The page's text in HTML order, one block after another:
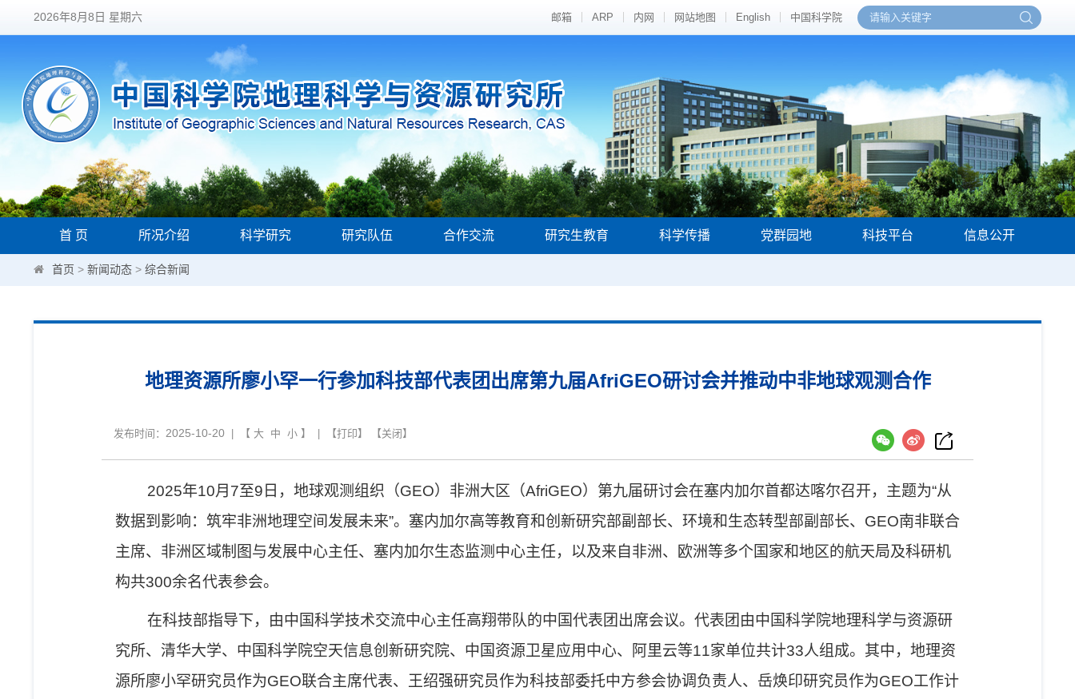
2026年8月8日 星期六 邮箱 ARP 内网 网站地图 English 中国科学院
首 页 所况介绍 科学研究 研究队伍 合作交流 研究生教育 科学传播 党群园地 科技平台 信息公开
首页 > 新闻动态 > 综合新闻
地理资源所廖小罕一行参加科技部代表团出席第九届AfriGEO研讨会并推动中非地球观测合作
发布时间： 2025-10-20 | 【 大 中 小 】 | 【打印】 【关闭 】
2025年10月 7至9 日，地球观测组织（GEO）非洲大区（AfriGEO）第九届研讨会在塞内加尔首都达喀尔召开，主题为“从
数据到影响：筑牢非洲地理空间发展未来”。塞内加尔高等教育和创新研究部副部长、环境和生态转型部副部长、 GEO南非联合
主席、非洲区域制图与发展中心主任、塞内加尔生态监测中心主任，以及来自非洲、欧洲等多个国家和地区的航天局及科研机
构共300余名代表参会。
在科技部指导下，由中国科学技术交流中心主任高翔带队的中国代表团出席会议。代表团由中国科学院地理科学与资源研
究所、清华大学、中国科学院空天信息创新研究院、中国资源卫星应用中心、阿里云等11家单位共计33人组成。其中， 地理资
源所廖小罕研究员作为GEO联合主席代表、王绍强研究员作为科技部委托中方参会协调负责人、岳焕印研究员作为GEO工作计